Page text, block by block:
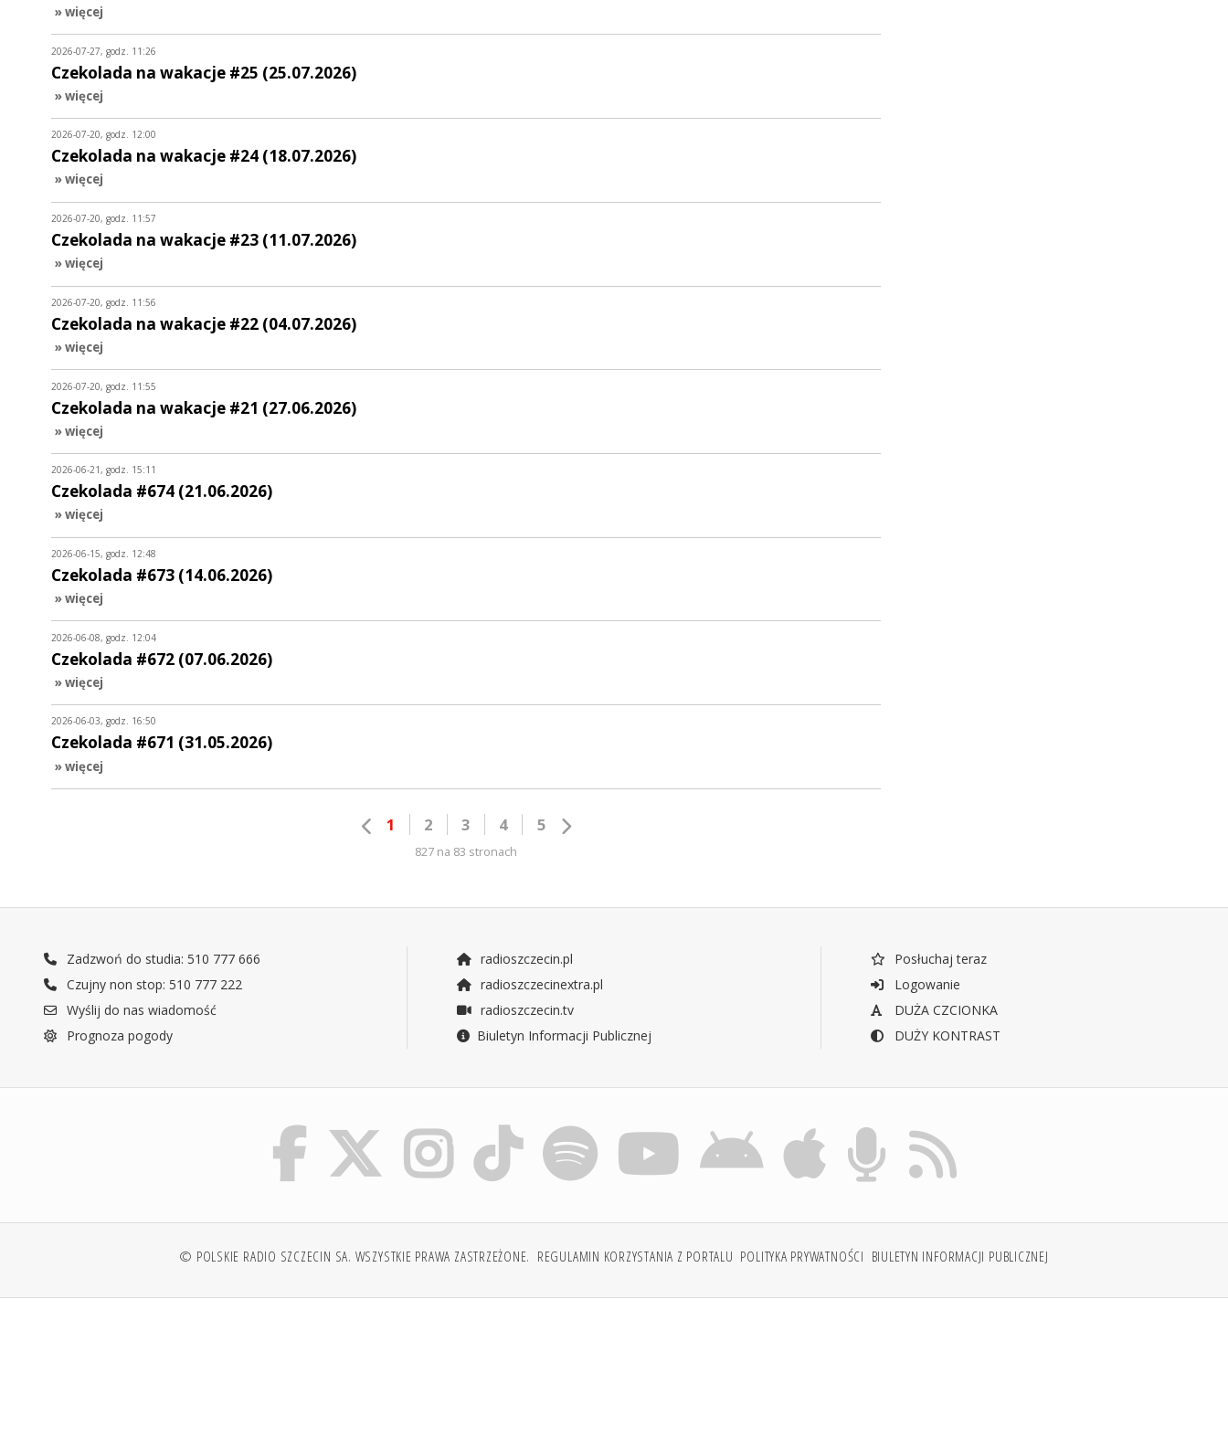
» więcej
2026-07-27, godz. 11:26
Czekolada na wakacje #25 (25.07.2026)
» więcej
2026-07-20, godz. 12:00
Czekolada na wakacje #24 (18.07.2026)
» więcej
2026-07-20, godz. 11:57
Czekolada na wakacje #23 (11.07.2026)
» więcej
2026-07-20, godz. 11:56
Czekolada na wakacje #22 (04.07.2026)
» więcej
2026-07-20, godz. 11:55
Czekolada na wakacje #21 (27.06.2026)
» więcej
2026-06-21, godz. 15:11
Czekolada #674 (21.06.2026)
» więcej
2026-06-15, godz. 12:48
Czekolada #673 (14.06.2026)
» więcej
2026-06-08, godz. 12:04
Czekolada #672 (07.06.2026)
» więcej
2026-06-03, godz. 16:50
Czekolada #671 (31.05.2026)
» więcej
1 2 3 4 5
827 na 83 stronach
Zadzwoń do studia: 510 777 666
Czujny non stop: 510 777 222
Wyślij do nas wiadomość
Prognoza pogody
radioszczecin.pl
radioszczecinextra.pl
radioszczecin.tv
Biuletyn Informacji Publicznej
Posłuchaj teraz
Logowanie
DUŻA CZCIONKA
DUŻY KONTRAST
© POLSKIE RADIO SZCZECIN SA. WSZYSTKIE PRAWA ZASTRZEŻONE. REGULAMIN KORZYSTANIA Z PORTALU POLITYKA PRYWATNOŚCI BIULETYN INFORMACJI PUBLICZNEJ